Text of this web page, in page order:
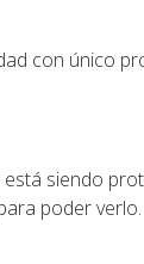
con único
siendo
poder verlo.